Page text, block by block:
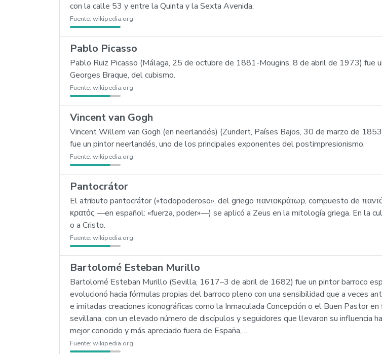
con la calle 53 y entre la Quinta y la Sexta Avenida.
Fuente: wikipedia.org
Pablo Picasso
Pablo Ruiz Picasso (Málaga, 25 de octubre de 1881-Mougins, 8 de abril de 1973) fue
Georges Braque, del cubismo.
Fuente: wikipedia.org
Vincent van Gogh
Vincent Willem van Gogh (en neerlandés) (Zundert, Países Bajos, 30 de marzo de
fue un pintor neerlandés, uno de los principales exponentes del postimpresionismo.
Fuente: wikipedia.org
Pantocrátor
El atributo pantocrátor («todopoderoso», del griego παντοκράτωρ, compuesto de
κρατός —en español: «fuerza, poder»—) se aplicó a Zeus en la mitología griega. En la
o a Cristo.
Fuente: wikipedia.org
Bartolomé Esteban Murillo
Bartolomé Esteban Murillo (Sevilla, 1617–3 de abril de 1682) fue un pintor barroco
evolucionó hacia fórmulas propias del barroco pleno con una sensibilidad que a veces
e imitadas creaciones iconográficas como la Inmaculada Concepción o el Buen Pastor
sevillana, con un elevado número de discípulos y seguidores que llevaron su
mejor conocido y más apreciado fuera de España,…
Fuente: wikipedia.org